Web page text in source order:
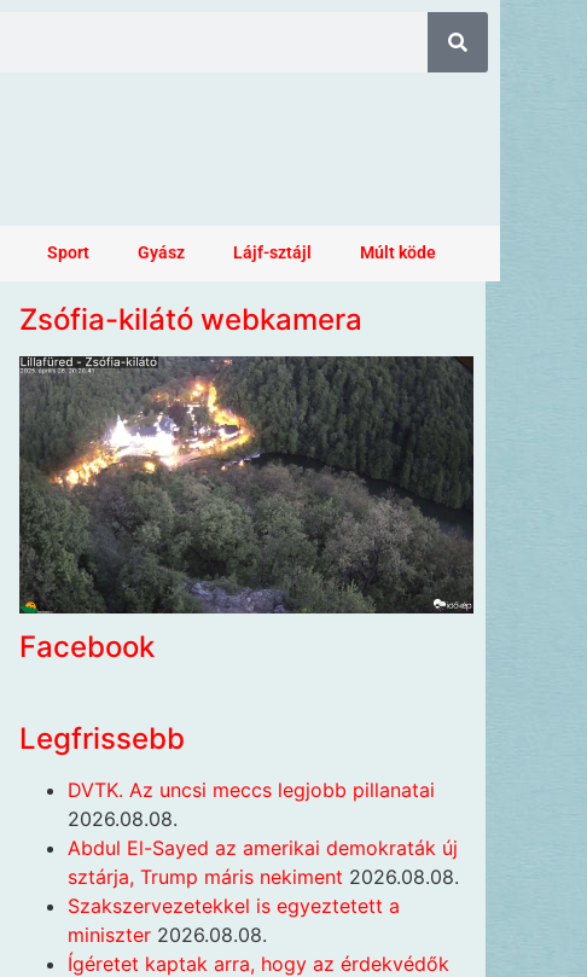
Sport Gyász Lájf-sztájl Múlt köde
Zsófia-kilátó webkamera
Facebook
Legfrissebb
DVTK. Az uncsi meccs legjobb pillanatai
2026.08.08.
Abdul El-Sayed az amerikai demokraták új
sztárja, Trump máris nekiment 2026.08.08.
Szakszervezetekkel is egyeztetett a
miniszter 2026.08.08.
Ígéretet kaptak arra, hogy az érdekvédők